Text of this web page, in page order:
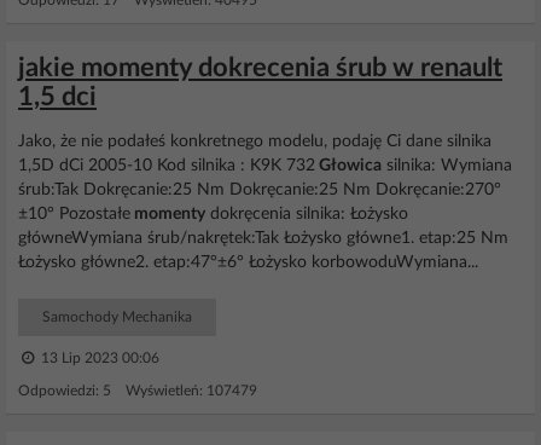
jakie momenty dokrecenia śrub w renault
1,5 dci
Jako, że nie podałeś konkretnego modelu, podaję Ci dane silnika
1,5D dCi 2005-10 Kod silnika : K9K 732 Głowica silnika: Wymiana
śrub:Tak Dokręcanie:25 Nm Dokręcanie:25 Nm Dokręcanie:270°
±10° Pozostałe momenty dokręcenia silnika: Łożysko
główneWymiana śrub/nakrętek:Tak Łożysko główne1. etap:25 Nm
Łożysko główne2. etap:47°±6° Łożysko korbowoduWymiana...
Samochody Mechanika
13 Lip 2023 00:06
Odpowiedzi: 5 Wyświetleń: 107479